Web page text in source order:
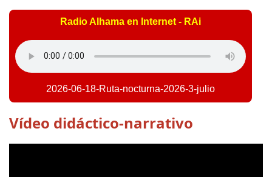
Radio Alhama en Internet - RAi
2026-06-18-Ruta-nocturna-2026-3-julio
Vídeo didáctico-narrativo